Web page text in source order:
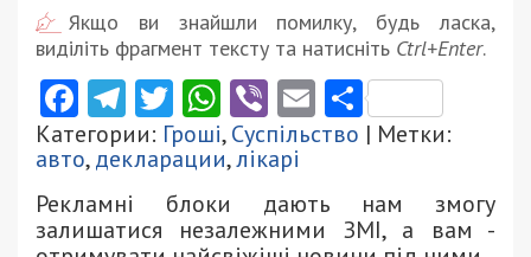
Якщо ви знайшли помилку, будь ласка,
виділіть фрагмент тексту та натисніть Ctrl+Enter.
Facebook
Telegram
Twitter
WhatsApp
ViberEmail
Категории: Гроші,Суспільство | Метки:
авто,декларации,лікарі
Рекламні блоки дають нам змогу
залишатися незалежними ЗМІ, а вам -